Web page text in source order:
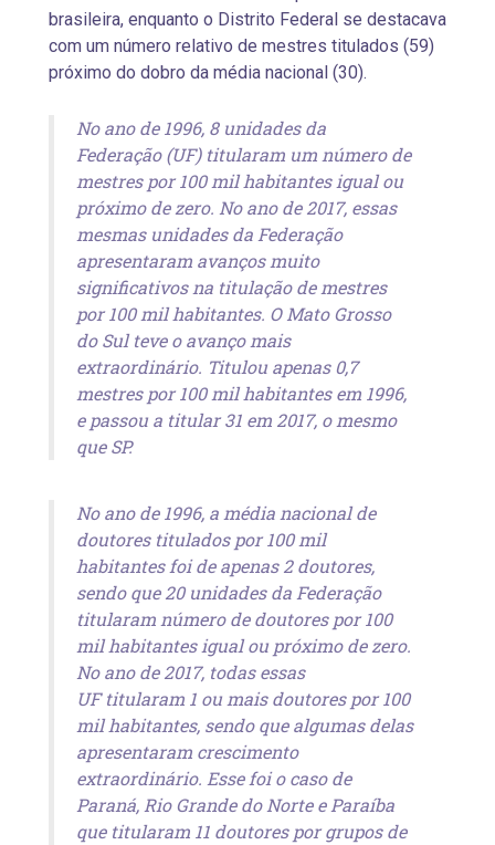
brasileira, enquanto o Distrito Federal se destacava
com um número relativo de mestres titulados (59)
próximo do dobro da média nacional (30).
No ano de 1996, 8 unidades da
Federação (UF) titularam um número de
mestres por 100 mil habitantes igual ou
próximo de zero. No ano de 2017, essas
mesmas unidades da Federação
apresentaram avanços muito
significativos na titulação de mestres
por 100 mil habitantes. O Mato Grosso
do Sul teve o avanço mais
extraordinário. Titulou apenas 0,7
mestres por 100 mil habitantes em 1996,
e passou a titular 31 em 2017, o mesmo
que SP.
No ano de 1996, a média nacional de
doutores titulados por 100 mil
habitantes foi de apenas 2 doutores,
sendo que 20 unidades da Federação
titularam número de doutores por 100
mil habitantes igual ou próximo de zero.
No ano de 2017, todas essas
UF titularam 1 ou mais doutores por 100
mil habitantes, sendo que algumas delas
apresentaram crescimento
extraordinário. Esse foi o caso de
Paraná, Rio Grande do Norte e Paraíba
que titularam 11 doutores por grupos de